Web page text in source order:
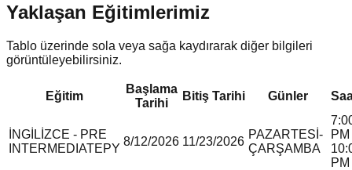
Yaklaşan Eğitimlerimiz
Tablo üzerinde sola veya sağa kaydırarak diğer bilgileri
görüntüleyebilirsiniz.
Eğitim
Başlama
Tarihi
Bitiş Tarihi Günler
İNGİLİZCE - PRE
INTERMEDIATEPY
8/12/2026 11/23/2026
PAZARTESİ-
ÇARŞAMBA
PM
PM